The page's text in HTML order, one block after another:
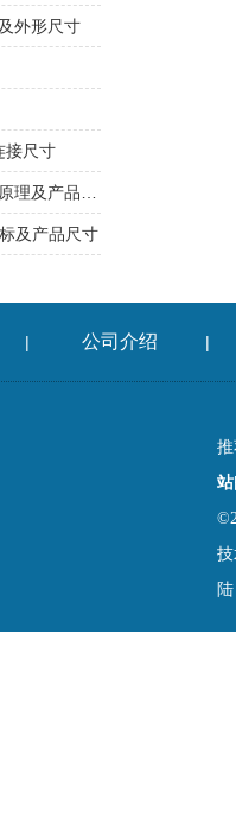
外形尺寸
接尺寸
及产品尺寸
| 公司介绍 |
陆